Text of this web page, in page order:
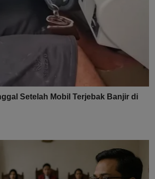
Setelah Mobil Terjebak Banjir di